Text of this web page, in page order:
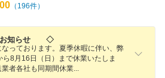
（ 196件）
知らせ ◇
っております。夏季休暇に伴い、弊
8月16日（日）まで休業いたしま
者各社も同期間休業